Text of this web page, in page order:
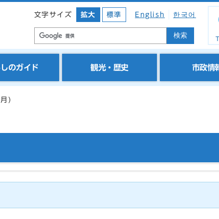
文字サイズ 拡大 標準 English 한국어
検索
のガイド 観光・歴史 市政情
)